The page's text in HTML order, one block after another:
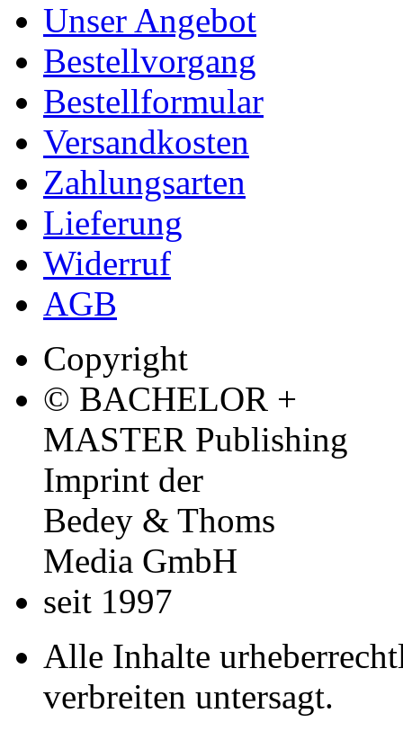
Unser Angebot
Bestellvorgang
Bestellformular
Versandkosten
Zahlungsarten
Lieferung
Widerruf
AGB
Copyright
© BACHELOR +
MASTER Publishing
Imprint der
Bedey & Thoms
Media GmbH
seit 1997
Alle Inhalte
verbreiten untersagt.